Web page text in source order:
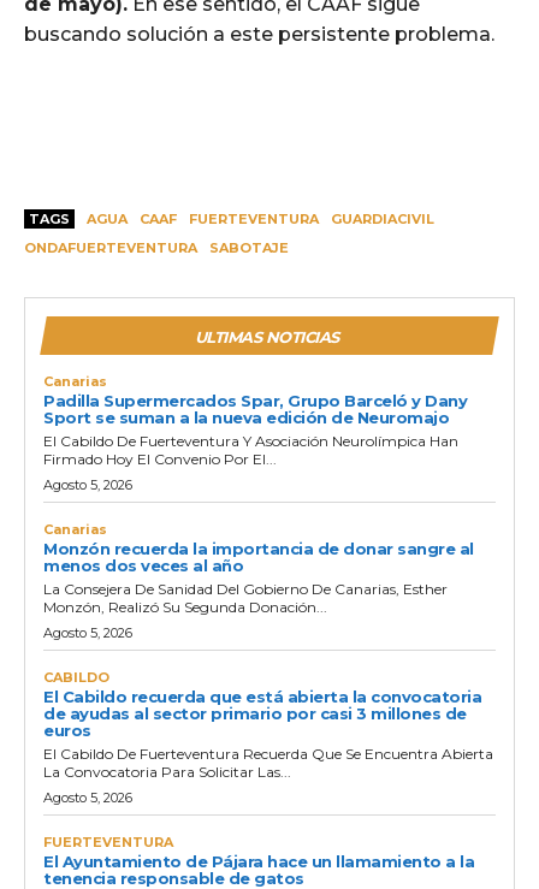
buscando solución a este persistente problema.
TAGS AGUA CAAF FUERTEVENTURA
GUARDIACIVIL
ONDAFUERTEVENTURA
SABOTAJE
ULTIMAS NOTICIAS
Canarias
Padilla Supermercados Spar, Grupo Barceló y Dany
Sport se suman a la nueva edición de Neuromajo
El Cabildo De Fuerteventura Y Asociación Neurolímpica Han
Firmado Hoy El Convenio Por El...
Agosto 5, 2026
Canarias
Monzón recuerda la importancia de donar sangre al
menos dos veces al año
La Consejera De Sanidad Del Gobierno De Canarias, Esther
Monzón, Realizó Su Segunda Donación...
Agosto 5, 2026
CABILDO
El Cabildo recuerda que está abierta la convocatoria
de ayudas al sector primario por casi 3 millones de
euros
El Cabildo De Fuerteventura Recuerda Que Se Encuentra Abierta
La Convocatoria Para Solicitar Las...
Agosto 5, 2026
FUERTEVENTURA
El Ayuntamiento de Pájara hace un llamamiento a la
tenencia responsable de gatos